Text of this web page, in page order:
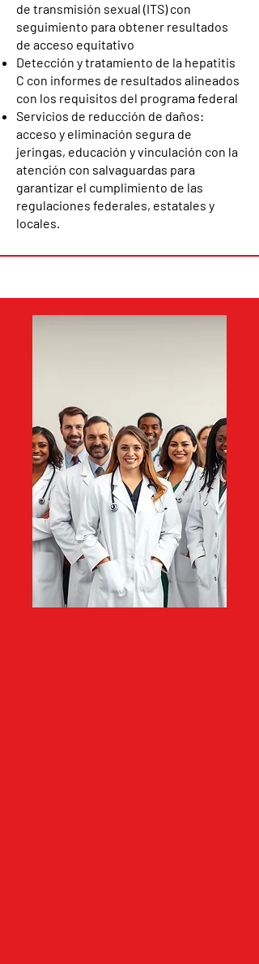
de transmisión sexual (ITS) con
seguimiento para obtener resultados
de acceso equitativo
Detección y tratamiento de la hepatitis
C con informes de resultados alineados
con los requisitos del programa federal
Servicios de reducción de daños:
acceso y eliminación segura de
jeringas, educación y vinculación con la
atención con salvaguardas para
garantizar el cumplimiento de las
regulaciones federales, estatales y
locales.